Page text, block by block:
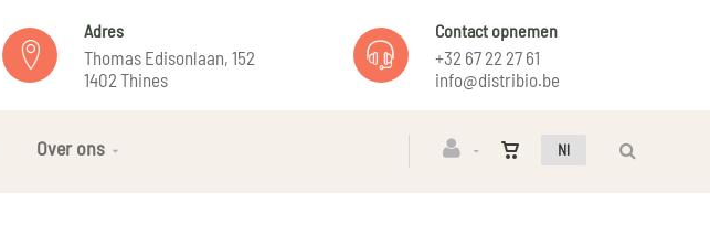
Adres
Thomas Edisonlaan, 152
1402 Thines
Contact opnemen
+32 67 22 27 61
info@distribio.be
Nl
Over ons